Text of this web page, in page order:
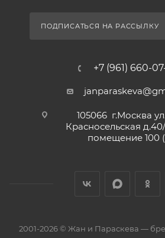
ПОДПИСАТЬСЯ НА РАССЫЛКУ
+7 (961) 660-
105066 г.Москва
Красносельская
помещение 100
2001-2026 © Жан и Параскева —